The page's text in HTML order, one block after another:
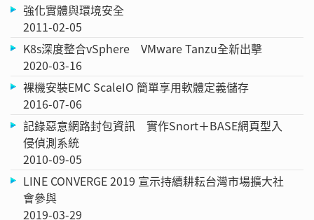
強化實體與環境安全
2011-02-05
K8s深度整合vSphere VMware Tanzu全新出擊
2020-03-16
裸機安裝EMC ScaleIO 簡單享用軟體定義儲存
2016-07-06
記錄惡意網路封包資訊 實作Snort＋BASE網頁型入
侵偵測系統
2010-09-05
LINE CONVERGE 2019 宣示持續耕耘台灣市場擴大社
會參與
2019-03-29